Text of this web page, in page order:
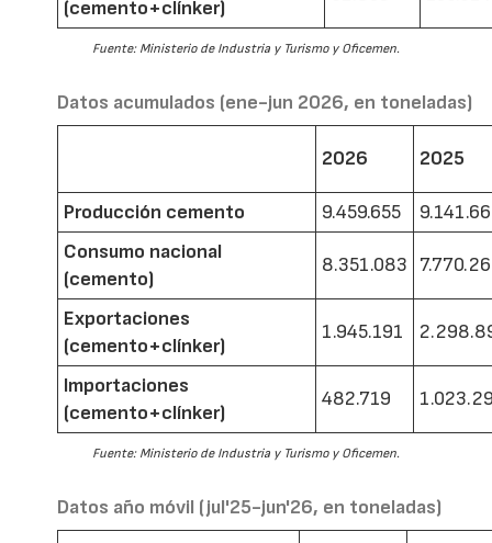
(cemento+clínker)
Fuente: Ministerio de Industria y Turismo y Oficemen.
Datos acumulados (ene-jun 2026, en toneladas)
2026 2025
Producción cemento 9.459.655
Consumo nacional
(cemento)
8.351.083
Exportaciones
(cemento+clínker)
1.945.191
Importaciones
(cemento+clínker)
482.719
Fuente: Ministerio de Industria y Turismo y Oficemen.
Datos año móvil (jul'25-jun'26, en toneladas)